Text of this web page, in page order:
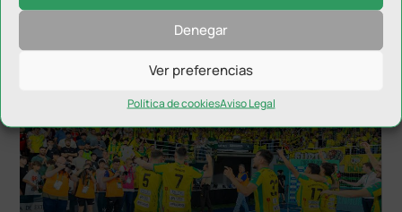
Denegar
Ver preferencias
Política de cookiesAviso Legal